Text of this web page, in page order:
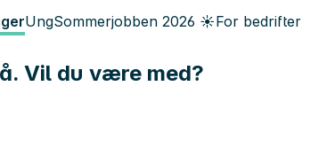
UngSommerjobben 2026 ☀️For bedrifter
Vil du være med?